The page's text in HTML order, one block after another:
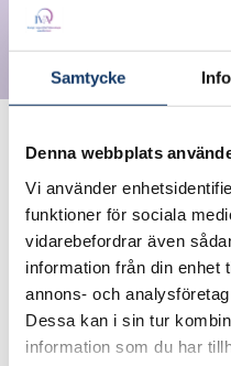
Samtycke
Denna webbplats
Vi använder
funktioner för sociala
vidarebefordrar även
information från din enhet
annons- och
Dessa kan i sin tur
information som du har
för att berika
molekyler som